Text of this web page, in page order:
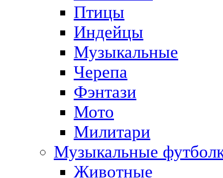
Птицы
Индейцы
Музыкальные
Черепа
Фэнтази
Мото
Милитари
Музыкальные
Животные